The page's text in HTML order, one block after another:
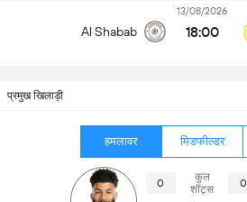
Al Shabab
13/08/2026
18:00
प्रमुख खिलाड़ी
हमलावर मिडफील्डर
0
कुल
शॉट्स
0